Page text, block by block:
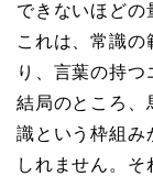
できないほどの
これは、常識の
り、言葉の持つ
結局のところ、
識という枠組み
しれません。そ